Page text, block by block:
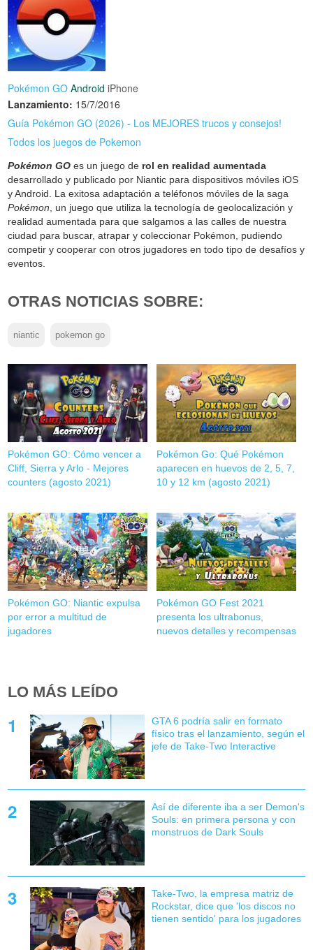
Pokémon GO Android iPhone
Lanzamiento: 15/7/2016
Guía Pokémon GO (2026) - Los MEJORES trucos y consejos!
Todos los juegos de Pokemon
Pokémon GO es un juego de rol en realidad aumentada
desarrollado y publicado por Niantic para dispositivos móviles iOS
y Android. La exitosa adaptación a teléfonos móviles de la saga
Pokémon , un juego que utiliza la tecnología de geolocalización y
realidad aumentada para que salgamos a las calles de nuestra
ciudad para buscar, atrapar y coleccionar Pokémon, pudiendo
competir y cooperar con otros jugadores en todo tipo de desafíos y
eventos.
OTRAS NOTICIAS SOBRE:
niantic pokemon go
Pokémon GO: Cómo vencer a
Cliff, Sierra y Arlo - Mejores
counters (agosto 2021)
Pokémon Go: Qué Pokémon
aparecen en huevos de 2, 5, 7,
10 y 12 km (agosto 2021)
Pokémon GO: Niantic expulsa
por error a multitud de
jugadores
Pokémon GO Fest 2021
presenta los ultrabonus,
nuevos detalles y recompensas
LO MÁS LEÍDO
GTA 6 podría salir en formato
físico tras el lanzamiento, según el
jefe de Take-Two Interactive
Así de diferente iba a ser Demon's
Souls: en primera persona y con
monstruos de Dark Souls
Take-Two, la empresa matriz de
Rockstar, dice que 'los discos no
tienen sentido' para los jugadores